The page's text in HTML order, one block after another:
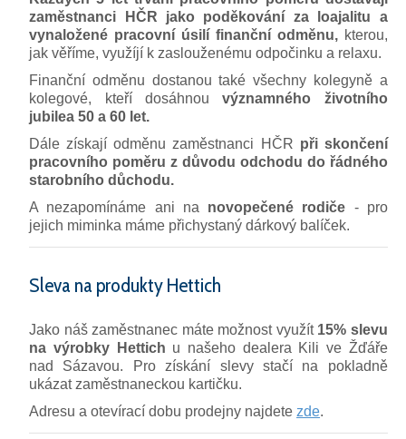
zaměstnanci HČR jako poděkování za loajalitu a
vynaložené pracovní úsilí finanční odměnu, kterou,
jak věříme, využíjí k zaslouženému odpočinku a relaxu.
Finanční odměnu dostanou také všechny kolegyně a
kolegové, kteří dosáhnouvýznamného životního
jubilea 50 a 60 let.
Dále získají odměnu zaměstnanci HČR při skončení
pracovního poměru z důvodu odchodu do řádného
starobního důchodu.
A nezapomínáme ani na novopečené rodiče - pro
jejich miminka máme přichystaný dárkový balíček.
Sleva na produkty Hettich
Jako náš zaměstnanec máte možnost využít 15% slevu
na výrobky Hettich u našeho dealera Kili ve Žďáře
nad Sázavou. Pro získání slevy stačí na pokladně
ukázat zaměstnaneckou kartičku.
Adresu a otevírací dobu prodejny najdete zde.